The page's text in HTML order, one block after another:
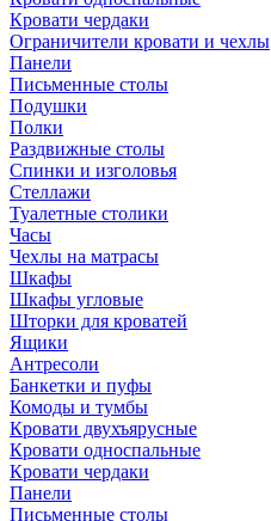
Кровати чердаки
Ограничители кровати и чехлы
Панели
Письменные столы
Подушки
Полки
Раздвижные столы
Спинки и изголовья
Стеллажи
Туалетные столики
Часы
Чехлы на матрасы
Шкафы
Шкафы угловые
Шторки для кроватей
Ящики
Антресоли
Банкетки и пуфы
Комоды и тумбы
Кровати двухъярусные
Кровати односпальные
Кровати чердаки
Панели
Письменные столы